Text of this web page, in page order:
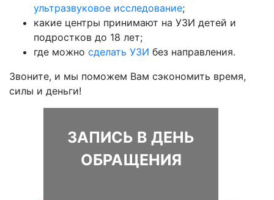
ультразвуковое исследование;
какие центры принимают на УЗИ детей и
подростков до 18 лет;
где можно сделать УЗИ без направления.
Звоните, и мы поможем Вам сэкономить время,
силы и деньги!
ЗАПИСЬ В ДЕНЬ
ОБРАЩЕНИЯ